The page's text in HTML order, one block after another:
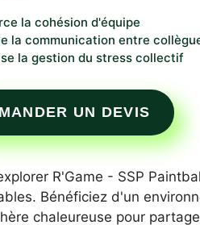
la cohésion d'équipe
la communication entre
la gestion du stress collectif
UN DEVIS
R'Game - SSP
Bénéficiez d'un
chaleureuse pour